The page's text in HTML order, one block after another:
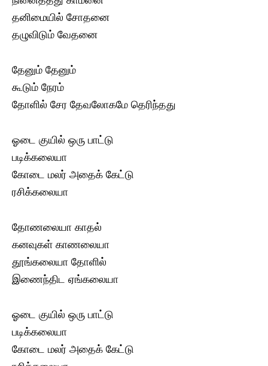
தனிமையில் சோதனை
தழுவிடும் வேதனை
தேனும் தேனும்
கூடும் நேரம்
தோளில் சேர தேவலோகமே தெரிந்தது
ஓடை குயில் ஒரு பாட்டு
படிக்கலையா
கோடை மலர் அதைக் கேட்டு
ரசிக்கலையா
தோணலையா காதல்
கனவுகள் காணலையா
தூங்கலையா தோளில்
இணைந்திட ஏங்கலையா
ஓடை குயில் ஒரு பாட்டு
படிக்கலையா
கோடை மலர் அதைக் கேட்டு